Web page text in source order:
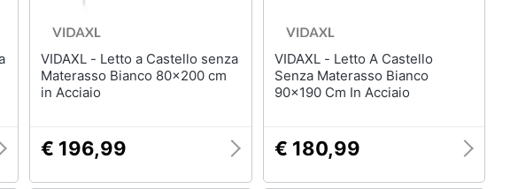
VIDAXL - Letto a Castello senza
Materasso Bianco 80x200 cm
in Acciaio
€ 196,99
VIDAXL - Letto A Castello
Senza Materasso Bianco
90x190 Cm In Acciaio
€ 180,99